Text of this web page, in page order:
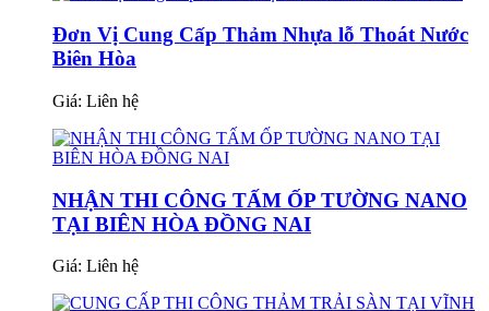
Đơn Vị Cung Cấp Thảm Nhựa lỗ Thoát Nước
Biên Hòa
Giá: Liên hệ
NHẬN THI CÔNG TẤM ỐP TƯỜNG NANO
TẠI BIÊN HÒA ĐỒNG NAI
Giá: Liên hệ